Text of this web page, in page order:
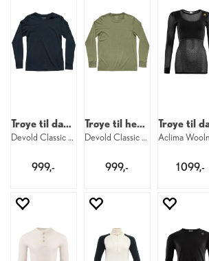
Trøye til dame
Devold Classic LS W 284
999,-
Trøye til herre
Devold Classic LS M 404
999,- 1 099,-